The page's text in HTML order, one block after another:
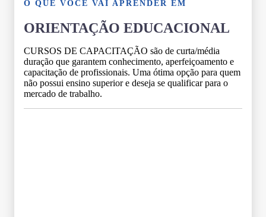
O QUE VOCÊ VAI APRENDER EM
ORIENTAÇÃO EDUCACIONAL
CURSOS DE CAPACITAÇÃO são de curta/média
duração que garantem conhecimento, aperfeiçoamento e
capacitação de profissionais. Uma ótima opção para quem
não possui ensino superior e deseja se qualificar para o
mercado de trabalho.